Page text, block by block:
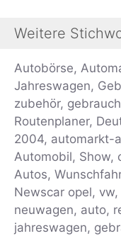
Weitere
Autobörse,
Jahreswagen,
zubehör,
Routenplaner,
2004, automarkt-
Automobil, Show,
Autos,
Newscar opel,
neuwagen, auto,
jahreswagen,